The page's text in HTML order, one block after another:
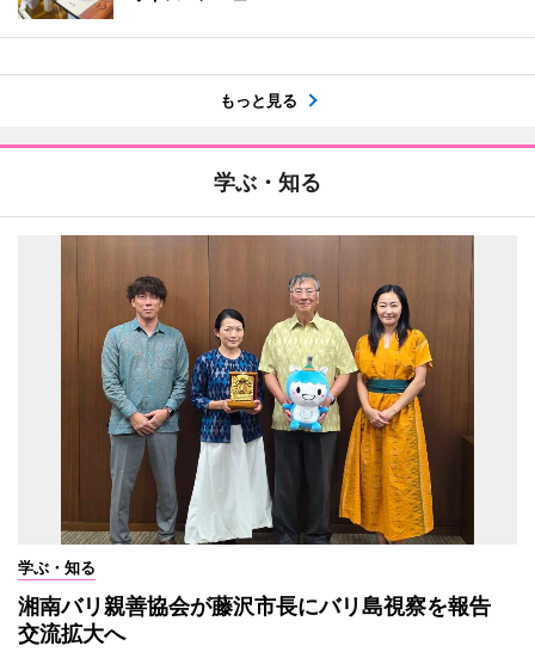
もっと見る
学ぶ・知る
学ぶ・知る
湘南バリ親善協会が藤沢市長にバリ島視察を報告
交流拡大へ